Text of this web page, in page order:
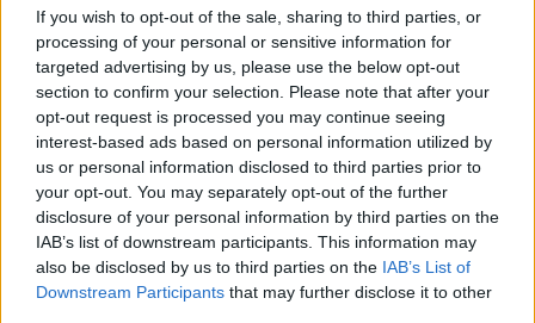
If you wish to opt-out of the sale, sharing to third parties, or
processing of your personal or sensitive information for
targeted advertising by us, please use the below opt-out
section to confirm your selection. Please note that after your
opt-out request is processed you may continue seeing
interest-based ads based on personal information utilized by
us or personal information disclosed to third parties prior to
your opt-out. You may separately opt-out of the further
disclosure of your personal information by third parties on the
IAB’s list of downstream participants. This information may
also be disclosed by us to third parties on the IAB’s List of
Downstream Participants that may further disclose it to other
A Román Rendőrség azt üzeni,
semmiképpen ne higgyenek a Román
Rendőrségnek – hírmix
További híreink: sziklát akart a Dunába robbantani a
hadsereg, egyelőre sikertelenül, az illetékes szerint
pedig semmiféle korlátozás nem lesz a lakossági
áramfogyasztásban.